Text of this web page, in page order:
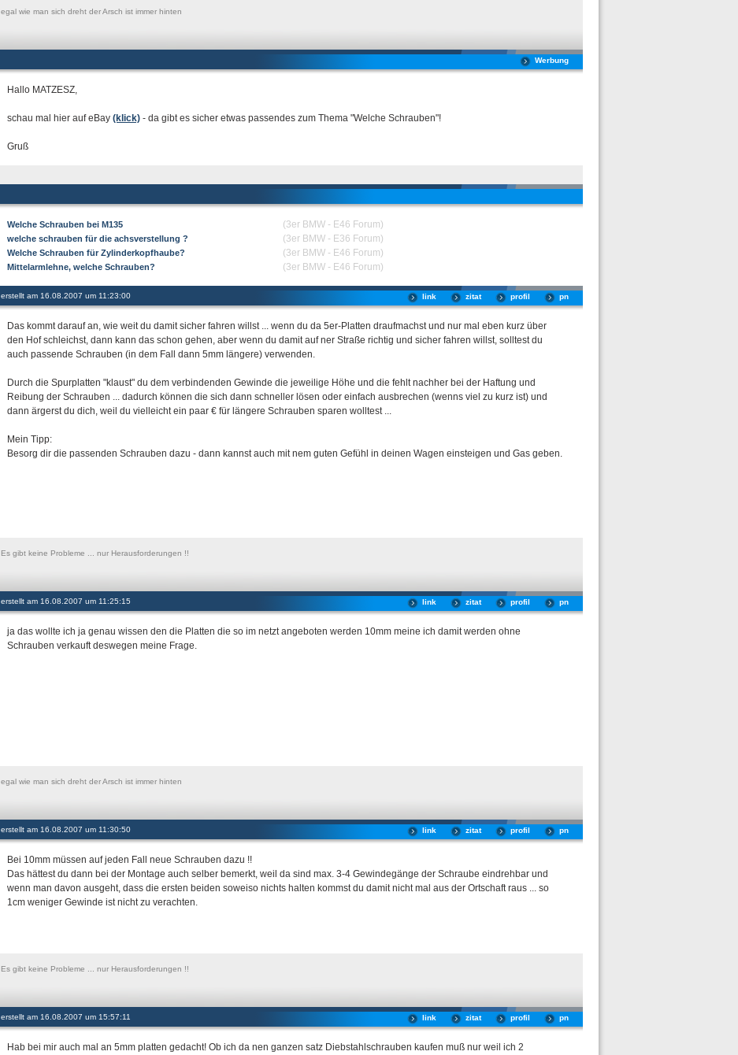
egal wie man sich dreht der Arsch ist immer hinten
Werbung
Hallo MATZESZ,
schau mal hier auf eBay (klick) - da gibt es sicher etwas passendes zum Thema "Welche Schrauben"!
Gruß
Welche Schrauben bei M135 (3er BMW - E46 Forum)
welche schrauben für die achsverstellung ? (3er BMW - E36 Forum)
Welche Schrauben für Zylinderkopfhaube? (3er BMW - E46 Forum)
Mittelarmlehne, welche Schrauben? (3er BMW - E46 Forum)
erstellt am 16.08.2007 um 11:23:00 pn
profil
zitat
link
Das kommt darauf an, wie weit du damit sicher fahren willst ... wenn du da 5er-Platten draufmachst und nur mal eben kurz über
den Hof schleichst, dann kann das schon gehen, aber wenn du damit auf ner Straße richtig und sicher fahren willst, solltest du
auch passende Schrauben (in dem Fall dann 5mm längere) verwenden.
Durch die Spurplatten "klaust" du dem verbindenden Gewinde die jeweilige Höhe und die fehlt nachher bei der Haftung und
Reibung der Schrauben ... dadurch können die sich dann schneller lösen oder einfach ausbrechen (wenns viel zu kurz ist) und
dann ärgerst du dich, weil du vielleicht ein paar € für längere Schrauben sparen wolltest ...
Mein Tipp:
Besorg dir die passenden Schrauben dazu - dann kannst auch mit nem guten Gefühl in deinen Wagen einsteigen und Gas geben.
Es gibt keine Probleme ... nur Herausforderungen !!
erstellt am 16.08.2007 um 11:25:15 pn
profil
zitat
link
ja das wollte ich ja genau wissen den die Platten die so im netzt angeboten werden 10mm meine ich damit werden ohne
Schrauben verkauft deswegen meine Frage.
egal wie man sich dreht der Arsch ist immer hinten
erstellt am 16.08.2007 um 11:30:50 pn
profil
zitat
link
Bei 10mm müssen auf jeden Fall neue Schrauben dazu !!
Das hättest du dann bei der Montage auch selber bemerkt, weil da sind max. 3-4 Gewindegänge der Schraube eindrehbar und
wenn man davon ausgeht, dass die ersten beiden soweiso nichts halten kommst du damit nicht mal aus der Ortschaft raus ... so
1cm weniger Gewinde ist nicht zu verachten.
Es gibt keine Probleme ... nur Herausforderungen !!
erstellt am 16.08.2007 um 15:57:11 pn
profil
zitat
link
Hab bei mir auch mal an 5mm platten gedacht! Ob ich da nen ganzen satz Diebstahlschrauben kaufen muß nur weil ich 2